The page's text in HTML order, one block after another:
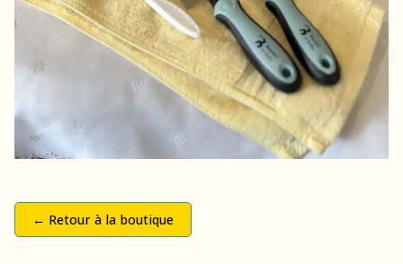
← Retour à la boutique